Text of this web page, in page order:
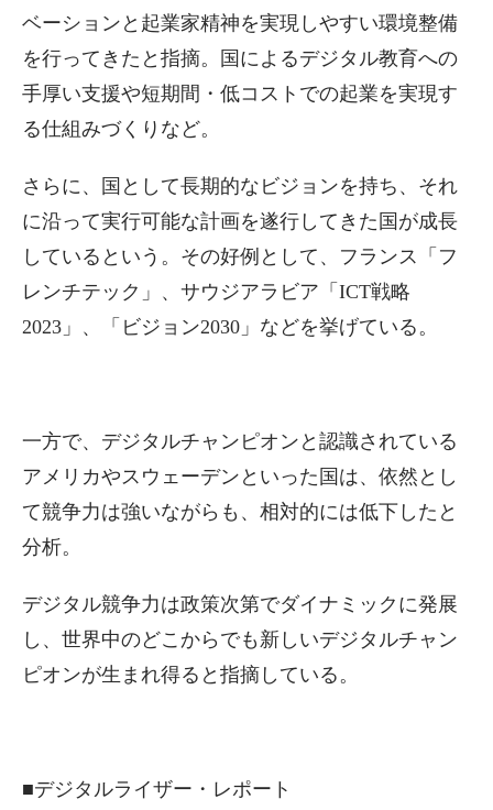
ベーションと起業家精神を実現しやすい環境整備
を行ってきたと指摘。国によるデジタル教育への
手厚い支援や短期間・低コストでの起業を実現す
る仕組みづくりなど。
さらに、国として長期的なビジョンを持ち、それ
に沿って実行可能な計画を遂行してきた国が成長
しているという。その好例として、フランス「フ
レンチテック」、サウジアラビア「ICT戦略
2023」、「ビジョン2030」などを挙げている。
一方で、デジタルチャンピオンと認識されている
アメリカやスウェーデンといった国は、依然とし
て競争力は強いながらも、相対的には低下したと
分析。
デジタル競争力は政策次第でダイナミックに発展
し、世界中のどこからでも新しいデジタルチャン
ピオンが生まれ得ると指摘している。
■デジタルライザー・レポート